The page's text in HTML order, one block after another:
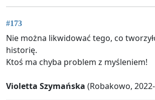
#173
Nie można likwidować tego, co
historię.
Ktoś ma chyba problem z myśleniem!
Violetta Szymańska (Robakowo,